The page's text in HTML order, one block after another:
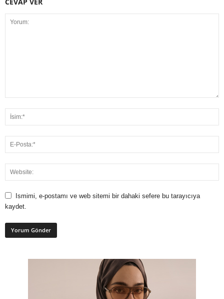
Ismimi, e-postamı ve web sitemi bir dahaki sefere bu tarayıcıya
kaydet.